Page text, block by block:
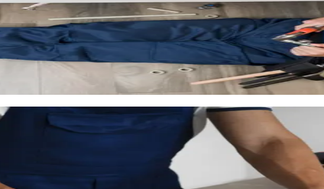
le calcaire ou les dépôts
de coupure
années, avec de nombreuses résidences neuves et lotissements
défauts d'étanchéité. Nous intervenons aussi bien sur ces installations
matériel professionnel, y compris des
caméras d'inspection, pour
rénovation à Baillargues
grâce à son cadre de vie agréable et sa proximité avec la gare TGV
moderniser leur salle de bain ou leur cuisine.